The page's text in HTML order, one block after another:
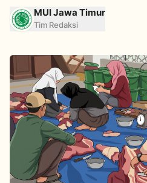
MUI Jawa Timur
Tim Redaksi